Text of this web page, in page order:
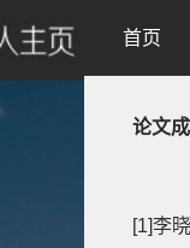
首页
论文
[1]李